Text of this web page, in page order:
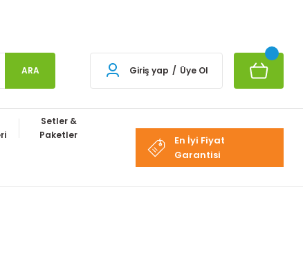
ARA Giriş yap / Üye Ol
Setler &
Paketler
En İyi Fiyat
Garantisi